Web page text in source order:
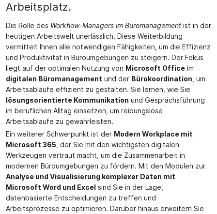
Arbeitsplatz.
Die Rolle des Workflow-Managers im Büromanagement ist in der
heutigen Arbeitswelt unerlässlich. Diese Weiterbildung
vermittelt Ihnen alle notwendigen Fähigkeiten, um die Effizienz
und Produktivität in Büroumgebungen zu steigern. Der Fokus
liegt auf der optimalen Nutzung von Microsoft Office im
digitalen Büromanagement und der Bürokoordination , um
Arbeitsabläufe effizient zu gestalten. Sie lernen, wie Sie
lösungsorientierte Kommunikation und Gesprächsführung
im beruflichen Alltag einsetzen, um reibungslose
Arbeitsabläufe zu gewährleisten.
Ein weiterer Schwerpunkt ist der Modern Workplace mit
Microsoft 365 , der Sie mit den wichtigsten digitalen
Werkzeugen vertraut macht, um die Zusammenarbeit in
modernen Büroumgebungen zu fördern. Mit den Modulen zur
Analyse und Visualisierung komplexer Daten mit
Microsoft Word und Excel sind Sie in der Lage,
datenbasierte Entscheidungen zu treffen und
Arbeitsprozesse zu optimieren. Darüber hinaus erweitern Sie